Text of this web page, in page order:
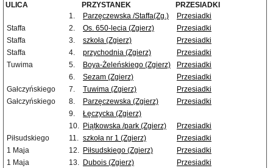
ULICA PRZYSTANEK
PRZESIADKI
1.
Parzęczewska /Staffa(Zg.)
Przesiadki
Staffa
2. Os. 650-lecia (Zgierz)
Przesiadki
Staffa
3. szkoła (Zgierz)
Przesiadki
Staffa
4. przychodnia (Zgierz)
Przesiadki
Tuwima
5. Boya-Żeleńskiego (Zgierz)
Przesiadki
6.
Sezam (Zgierz)
Przesiadki
Gałczyńskiego
7. Tuwima (Zgierz)
Przesiadki
Gałczyńskiego
8. Parzęczewska (Zgierz)
Przesiadki
9.
Łęczycka (Zgierz)
10. Piątkowska /park (Zgierz)
Przesiadki
Piłsudskiego
11. szkoła nr 1 (Zgierz)
Przesiadki
1 Maja
12. Piłsudskiego (Zgierz)
Przesiadki
1 Maja
13. Dubois (Zgierz)
Przesiadki